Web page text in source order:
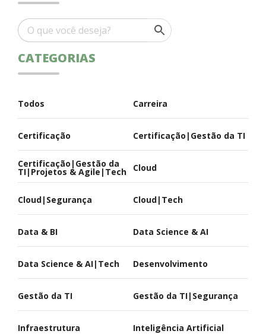
CATEGORIAS
Todos Carreira
Certificação Certificação|Gestão da TI
Certificação|Gestão da
TI|Projetos & Agile|Tech Cloud
Cloud|Segurança Cloud|Tech
Data & BI Data Science & AI
Data Science & AI|Tech Desenvolvimento
Gestão da TI Gestão da TI|Segurança
Infraestrutura Inteligência Artificial